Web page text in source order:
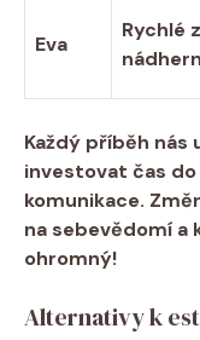
Eva
Rychlé
Každý příběh nás
investovat čas
komunikace.
na sebevědomí a
ohromný!
Alternativy k